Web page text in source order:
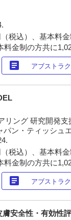
税込）、基本料
金制の方共に
article アブストラ
リング 研究開発
ン・ティッシュ
税込）、基本料
金制の方共に
article アブストラ
安全性・有効性